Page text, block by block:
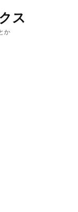
ス
か